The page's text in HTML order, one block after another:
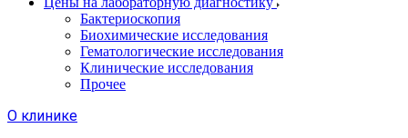
Бактериоскопия
Биохимические исследования
Гематологические исследования
Клинические исследования
Прочее
О клинике